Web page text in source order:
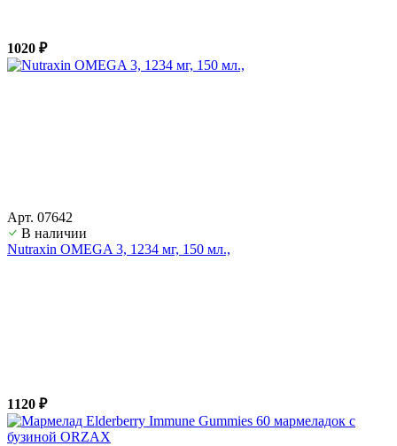
1020 ₽
Арт. 07642
В наличии
Nutraxin OMEGA 3, 1234 мг, 150 мл.,
1120 ₽